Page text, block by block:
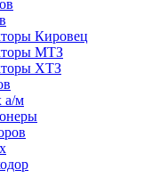
Кировец
МТЗ
ХТЗ
а/м